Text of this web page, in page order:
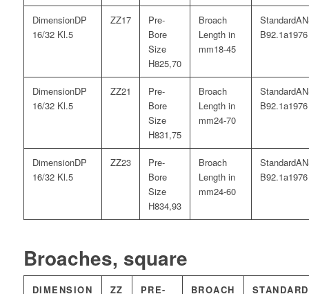
DP
16/32 Kl.5
17
25,70
18-45
B92.1a1976
DP
16/32 Kl.5
21
31,75
24-70
B92.1a1976
DP
16/32 Kl.5
23
34,93
24-60
B92.1a1976
Broaches, square
DIMENSION ZZ
PRE-
BROACH
STANDARD